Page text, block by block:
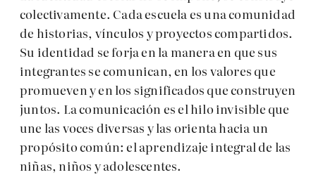
colectivamente. Cada escuela es una comunidad
de historias, vínculos y proyectos compartidos.
Su identidad se forja en la manera en que sus
integrantes se comunican, en los valores que
promueven y en los significados que construyen
juntos. La comunicación es el hilo invisible que
une las voces diversas y las orienta hacia un
propósito común: el aprendizaje integral de las
niñas, niños y adolescentes.